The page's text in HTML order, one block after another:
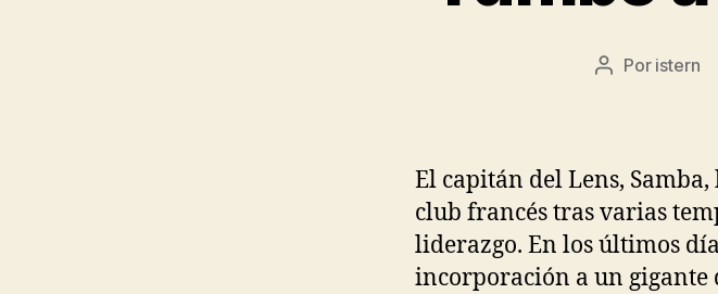
Autor
Por istern
El capitán del Lens,
club francés tras varias
liderazgo. En los últimos
incorporación a un gigante